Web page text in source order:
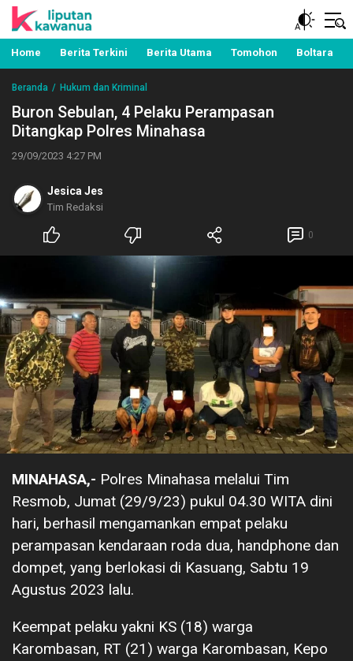
Liputan Kawanua
Berita Manado, Sulawesi Utara, Kawanua, Politik,
Pemerintahan, Hukum Kriminal dan Nasional
Home Berita Terkini Berita Utama Tomohon Boltara
Beranda Hukum dan Kriminal
Buron Sebulan, 4 Pelaku Perampasan
Ditangkap Polres Minahasa
29/09/2023 4:27 PM
Jesica Jes
Tim Redaksi
0
MINAHASA,- Polres Minahasa melalui Tim
Resmob, Jumat (29/9/23) pukul 04.30 WITA dini
hari, berhasil mengamankan empat pelaku
perampasan kendaraan roda dua, handphone dan
dompet, yang berlokasi di Kasuang, Sabtu 19
Agustus 2023 lalu.
Keempat pelaku yakni KS (18) warga
Karombasan, RT (21) warga Karombasan, Kepo